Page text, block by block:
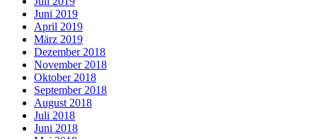
Juni 2019
April 2019
März 2019
Dezember 2018
November 2018
Oktober 2018
September 2018
August 2018
Juli 2018
Juni 2018